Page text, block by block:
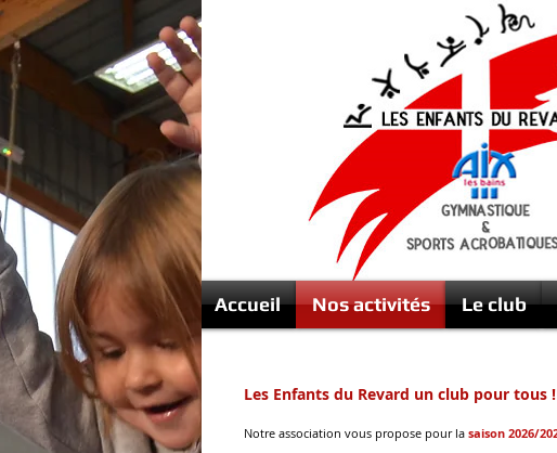
Les Enfants du Revard un club pour tous !
Notre association vous propose pour la saison 2026/
Accueil Nos activités Le club